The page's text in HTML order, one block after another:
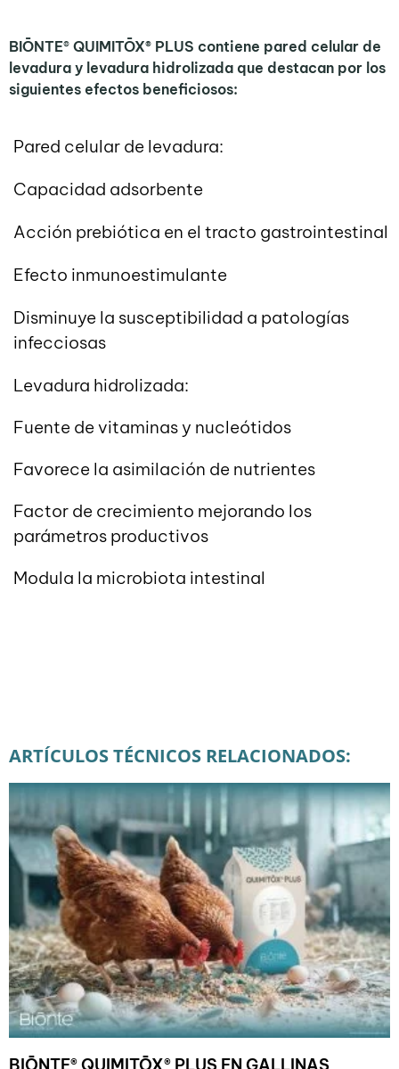
BIŌNTE® QUIMITŌX® PLUS contiene pared celular de
levadura y levadura hidrolizada que destacan por los
siguientes efectos beneficiosos:
Pared celular de levadura:
Capacidad adsorbente
Acción prebiótica en el tracto gastrointestinal
Efecto inmunoestimulante
Disminuye la susceptibilidad a patologías
infecciosas
Levadura hidrolizada:
Fuente de vitaminas y nucleótidos
Favorece la asimilación de nutrientes
Factor de crecimiento mejorando los
parámetros productivos
Modula la microbiota intestinal
ARTÍCULOS TÉCNICOS RELACIONADOS:
BIŌNTE® QUIMITŌX® PLUS EN GALLINAS